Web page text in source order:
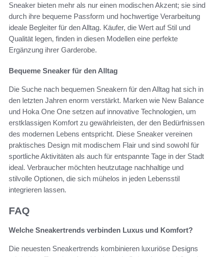
Sneaker bieten mehr als nur einen modischen Akzent; sie sind
durch ihre bequeme Passform und hochwertige Verarbeitung
ideale Begleiter für den Alltag. Käufer, die Wert auf Stil und
Qualität legen, finden in diesen Modellen eine perfekte
Ergänzung ihrer Garderobe.
Bequeme Sneaker für den Alltag
Die Suche nach bequemen Sneakern für den Alltag hat sich in
den letzten Jahren enorm verstärkt. Marken wie New Balance
und Hoka One One setzen auf innovative Technologien, um
erstklassigen Komfort zu gewährleisten, der den Bedürfnissen
des modernen Lebens entspricht. Diese Sneaker vereinen
praktisches Design mit modischem Flair und sind sowohl für
sportliche Aktivitäten als auch für entspannte Tage in der Stadt
ideal. Verbraucher möchten heutzutage nachhaltige und
stilvolle Optionen, die sich mühelos in jeden Lebensstil
integrieren lassen.
FAQ
Welche Sneakertrends verbinden Luxus und Komfort?
Die neuesten Sneakertrends kombinieren luxuriöse Designs